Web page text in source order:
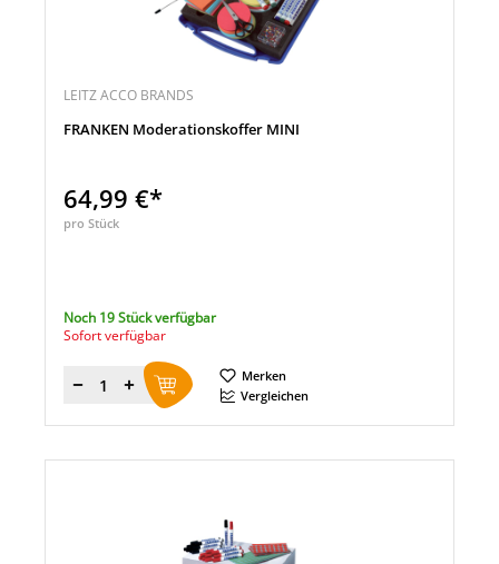
LEITZ ACCO BRANDS
FRANKEN Moderationskoffer MINI
64,99 €*
pro Stück
Noch 19 Stück verfügbar
Sofort verfügbar
Menge
Merken
Vergleichen